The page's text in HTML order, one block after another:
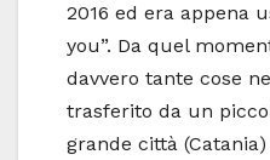
2016 ed era appena
you”. Da quel
davvero tante cose
trasferito da un
grande città